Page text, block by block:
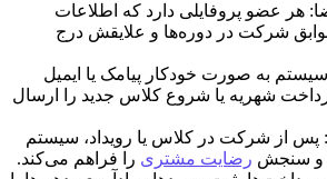
هر عضو پروفایلی دارد که اطلاعات
شرکت در دوره‌ها و علایقش درج
به صورت خودکار پیامک یا ایمیل
شهریه یا شروع کلاس جدید را ارسال
پس از شرکت در کلاس یا رویداد، سیستم
و سنجش رضایت مشتری را فراهم می‌کند.